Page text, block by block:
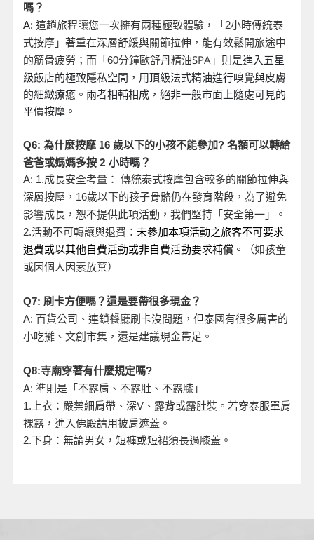
嗎？
A: 這趟旅程讓您一次擁有兩種極致體驗，「2小時傳統泰
式按摩」著重在深層舒緩與關節拉伸，能有效鬆開旅途中
的筋骨疲勞；而「60分鐘歐舒丹精油SPA 」則是進入五星
級飯店的極致隱私空間，用頂級法式精油進行嗅覺與皮膚
的細緻療癒。兩者相輔相成，絕非一般市面上隨處可見的
平價按摩。
Q6: 為什麼按摩 16 歲以下的小孩不能參加? 名額可以轉給
爸爸或媽媽多按 2 小時嗎？
A: 1.成長安全考量： 傳統泰式按摩包含較多的關節拉伸與
深層按壓，16歲以下的孩子骨骼仍在發育階段，為了避免
影響成長，恕不提供此項活動，我們堅持「安全第一」。
2.活動不可轉讓與退費： 未參加本項活動之旅客不可要求
退費或以其他自費活動或非自費活動要求補償。
（如孩童
或因個人因素放棄）
Q7: 刷卡方便嗎？還是要帶很多現金？
A: 百貨公司、連鎖餐廳刷卡沒問題，但泰國有很多厲害的
小吃攤、文創市集，還是建議現金帶足。
Q8:寺廟穿著有什麼規定嗎?
A: 準則是「不露肩、不露肚、不露膝」
1. 上衣：嚴禁細肩帶、深V、露背或露肚裝。若穿泰服單肩
裸露，進入佛殿請用披肩遮蓋。
2.下身：無論男女，短褲或短裙須長過膝蓋。